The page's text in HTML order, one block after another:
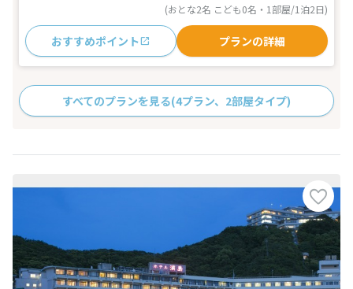
(おとな2名 こども0名・1部屋/1泊2日)
おすすめポイント プランの詳細
すべてのプランを見る(4プラン、2部屋タイプ)